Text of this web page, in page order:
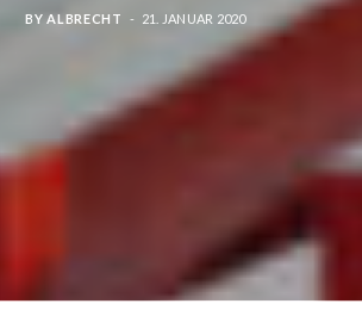
BY ALBRECHT 21. JANUAR 2020